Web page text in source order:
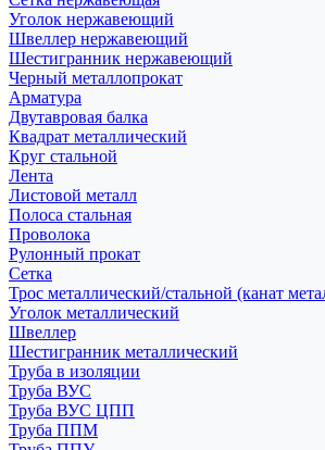
Уголок нержавеющий
Швеллер нержавеющий
Шестигранник нержавеющий
Черный металлопрокат
Арматура
Двутавровая балка
Квадрат металлический
Круг стальной
Лента
Листовой металл
Полоса стальная
Проволока
Рулонный прокат
Сетка
Трос металлический/стальной (канат
Уголок металлический
Швеллер
Шестигранник металлический
Труба в изоляции
Труба ВУС
Труба ВУС ЦПП
Труба ППМ